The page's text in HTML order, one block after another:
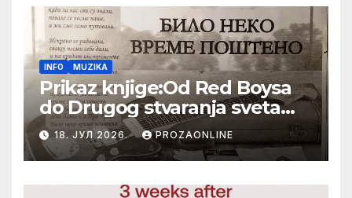
INFO MUZIKA
Prikaz knjige:Od Red Boysa
do Drugog stvaranja sveta
(bilo neko vreme pošteno)
(autor- Zlatomira Sremca,
Botoš 2022. godine,
samizdat)
18. ЈУЛ 2026. PROZAONLINE